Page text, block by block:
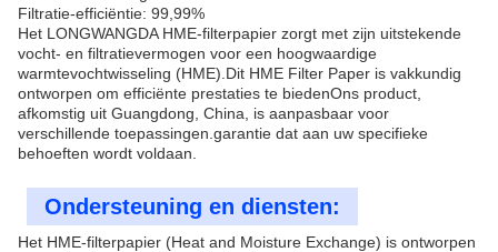
Filtratie-efficiëntie: 99,99%
Het LONGWANGDA HME-filterpapier zorgt met zijn uitstekende
vocht- en filtratievermogen voor een hoogwaardige
warmtevochtwisseling (HME).Dit HME Filter Paper is vakkundig
ontworpen om efficiënte prestaties te biedenOns product,
afkomstig uit Guangdong, China, is aanpasbaar voor
verschillende toepassingen.garantie dat aan uw specifieke
behoeften wordt voldaan.
Ondersteuning en diensten:
Het HME-filterpapier (Heat and Moisture Exchange) is ontworpen